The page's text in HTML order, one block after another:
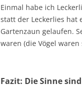
Einmal habe ich
statt der Leckerlies hat
Gartenzaun gelaufen.
waren (die Vögel
Fazit: Die Sinne